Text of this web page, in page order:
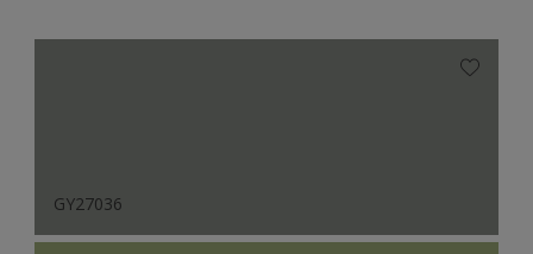
GY27036